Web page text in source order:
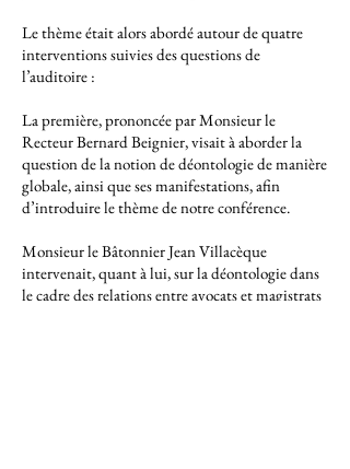
Le thème était alors abordé autour de quatre
interventions suivies des questions de
l’auditoire :
La première, prononcée par Monsieur le
Recteur Bernard Beignier, visait à aborder la
question de la notion de déontologie de manière
globale, ainsi que ses manifestations, afin
d’introduire le thème de notre conférence.
Monsieur le Bâtonnier Jean Villacèque
intervenait, quant à lui, sur la déontologie dans
le cadre des relations entre avocats et magistrats